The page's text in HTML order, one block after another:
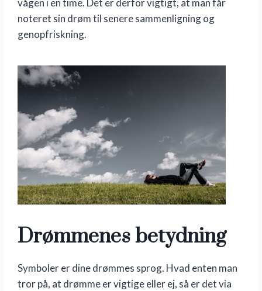
vågen i en time. Det er derfor vigtigt, at man får
noteret sin drøm til senere sammenligning og
genopfriskning.
Drømmenes betydning
Symboler er dine drømmes sprog. Hvad enten man
tror på, at drømme er vigtige eller ej, så er det via